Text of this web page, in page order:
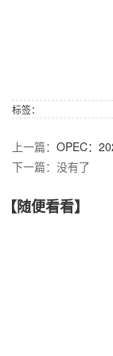
标签：
上一篇： OPEC：
下一篇：没有了
【随便看看】